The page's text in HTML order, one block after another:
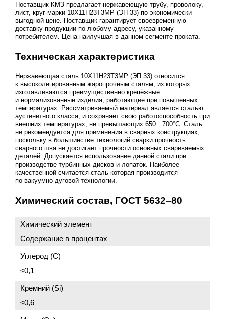
Поставщик КМЗ предлагает нержавеющую трубу, проволоку,
лист, круг марки 10Х11Н23Т3МР (ЭП 33) по экономически
выгодной цене. Поставщик гарантирует своевременную
доставку продукции по любому адресу, указанному
потребителем. Цена наилучшая в данном сегменте проката.
Техническая характеристика
Нержавеющая сталь 10Х11Н23Т3МР (ЭП 33) относится
к высоколегированным жаропрочным сталям, из которых
изготавливаются преимущественно крепёжные
и нормализованные изделия, работающие при повышенных
температурах. Рассматриваемый материал является сталью
аустенитного класса, и сохраняет свою работоспособность при
внешних температурах, не превышающих 650…700°С. Сталь
не рекомендуется для применения в сварных конструкциях,
поскольку в большинстве технологий сварки прочность
сварного шва не достигает прочности основных свариваемых
деталей. Допускается использование данной стали при
производстве турбинных дисков и лопаток. Наиболее
качественной считается сталь которая производится
по вакуумно-дуговой технологии.
Химический состав, ГОСТ 5632–80
Химический элемент
Содержание в процентах
Углерод (C)
≤0,1
Кремний (Si)
≤0,6